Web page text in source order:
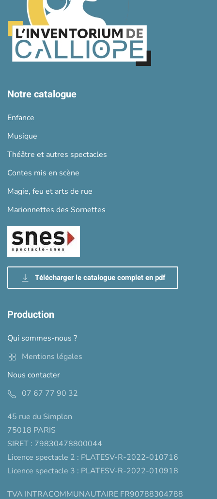
Notre catalogue
Enfance
Musique
Théâtre et autres spectacles
Contes mis en scène
Magie, feu et arts de rue
Marionnettes des Sornettes
Télécharger le catalogue complet en pdf
Production
Qui sommes-nous ?
Mentions légales
Nous contacter
07 67 77 90 32
45 rue du Simplon
75018 PARIS
SIRET : 79830478800044
Licence spectacle 2 : PLATESV-R-2022-010716
Licence spectacle 3 : PLATESV-R-2022-010918
TVA INTRACOMMUNAUTAIRE FR90788304788